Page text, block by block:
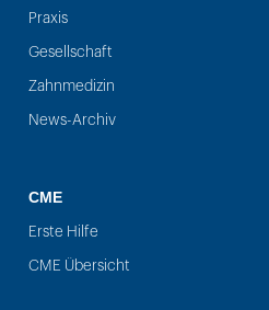
Praxis
Gesellschaft
Zahnmedizin
News-Archiv
CME
Erste Hilfe
CME Übersicht